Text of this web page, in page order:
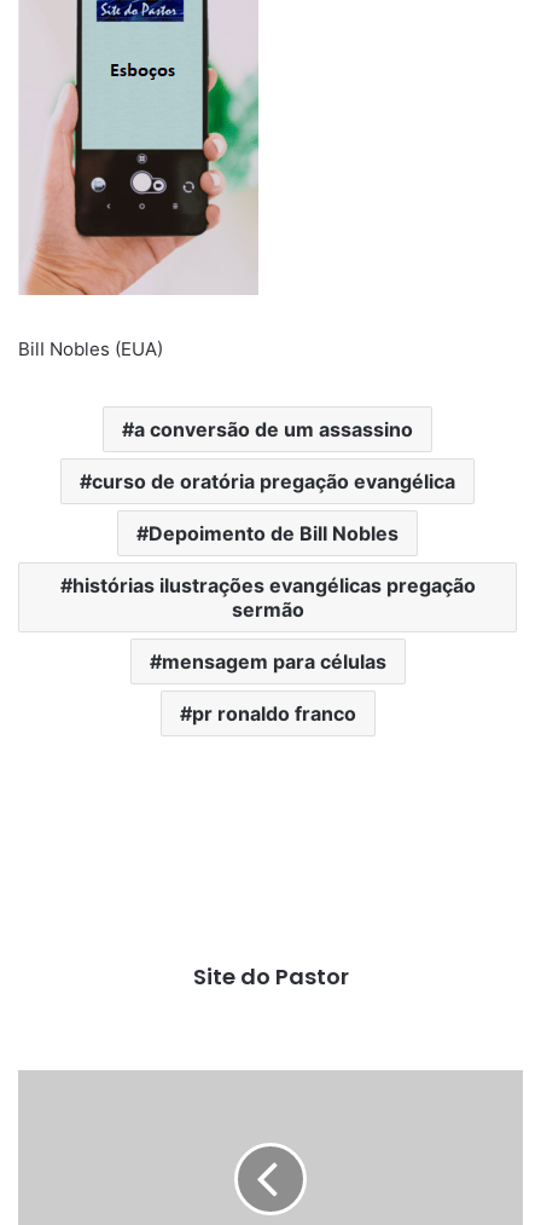
BilI Nobles (EUA)
a conversão de um assassino
curso de oratória pregação evangélica
Depoimento de BilI Nobles
histórias ilustrações evangélicas pregação
sermão
mensagem para células
pr ronaldo franco
Site do Pastor